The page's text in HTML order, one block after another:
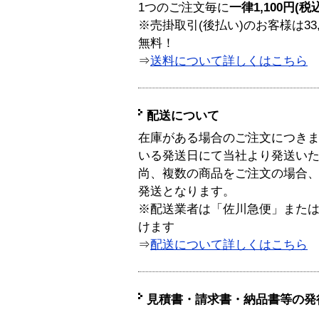
1つのご注文毎に一律1,100円(税
※売掛取引(後払い)のお客様は
無料！
⇒送料について詳しくはこちら
配送について
在庫がある場合のご注文につき
いる発送日にて当社より発送い
尚、複数の商品をご注文の場合
発送となります。
※配送業者は「佐川急便」また
けます
⇒配送について詳しくはこちら
見積書・請求書・納品書等の